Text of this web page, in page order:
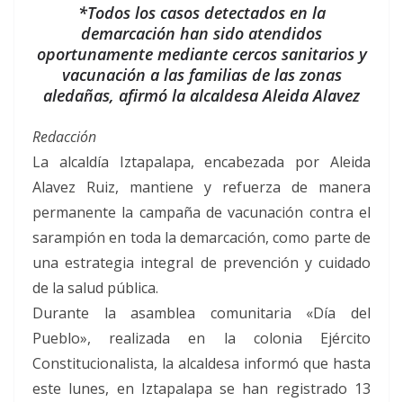
*Todos los casos detectados en la
demarcación han sido atendidos
oportunamente mediante cercos sanitarios y
vacunación a las familias de las zonas
aledañas, afirmó la alcaldesa Aleida Alavez
Redacción
La alcaldía Iztapalapa, encabezada por Aleida
Alavez Ruiz, mantiene y refuerza de manera
permanente la campaña de vacunación contra el
sarampión en toda la demarcación, como parte de
una estrategia integral de prevención y cuidado
de la salud pública.
Durante la asamblea comunitaria «Día del
Pueblo», realizada en la colonia Ejército
Constitucionalista, la alcaldesa informó que hasta
este lunes, en Iztapalapa se han registrado 13